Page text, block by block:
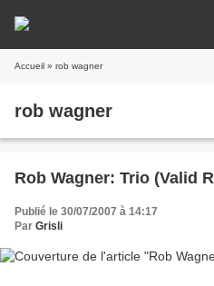
Accueil » rob wagner
rob wagner
Rob Wagner: Trio (Valid
Publié le 30/07/2007 à 14:17
Par Grisli